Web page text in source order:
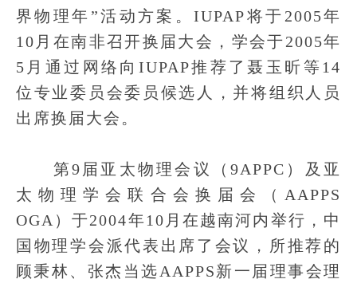
界物理年”活动方案。IUPAP将于2005年
10月在南非召开换届大会，学会于2005年
5月通过网络向IUPAP推荐了聂玉昕等14
位专业委员会委员候选人，并将组织人员
出席换届大会。
第9届亚太物理会议（9APPC）及亚
太物理学会联合会换届会（AAPPS
OGA）于2004年10月在越南河内举行，中
国物理学会派代表出席了会议，所推荐的
顾秉林、张杰当选AAPPS新一届理事会理